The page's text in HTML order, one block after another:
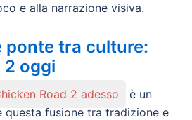
e alla narrazione visiva.
ponte tra culture:
2 oggi
Road 2 adesso
è un
fusione tra tradizione e